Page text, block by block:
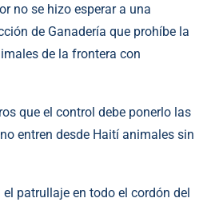
no se hizo esperar a una
de Ganadería que prohíbe la
de la frontera con
que el control debe ponerlo las
entren desde Haití animales sin
el patrullaje en todo el cordón del